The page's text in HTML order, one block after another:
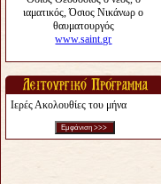
Ιερές Ακολουθίες του μήνα